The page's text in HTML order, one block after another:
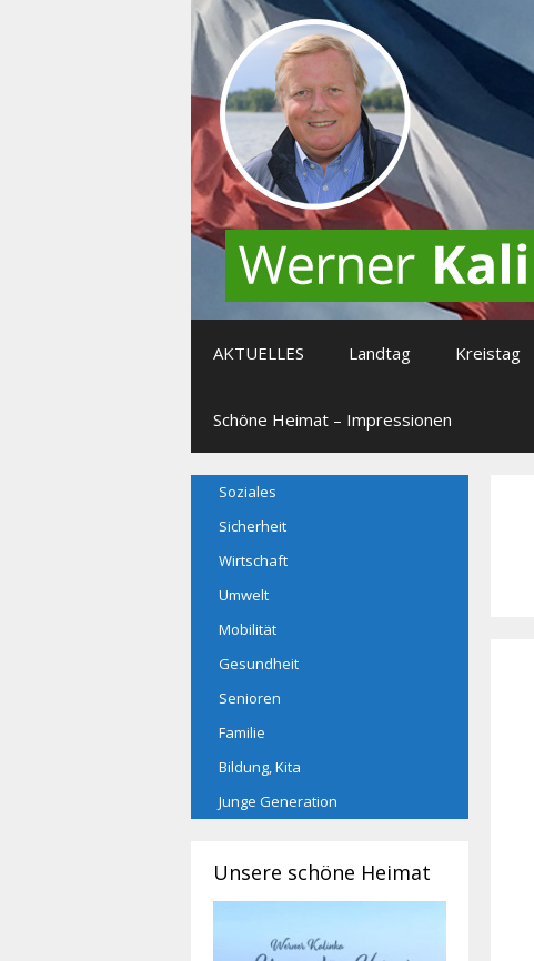
AKTUELLES Landtag Kreistag
Schöne Heimat – Impressionen
Soziales
Sicherheit
Wirtschaft
Umwelt
Mobilität
Gesundheit
Senioren
Familie
Bildung, Kita
Junge Generation
Unsere schöne Heimat